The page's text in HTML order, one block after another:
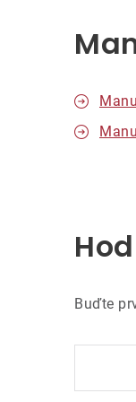
Buďte